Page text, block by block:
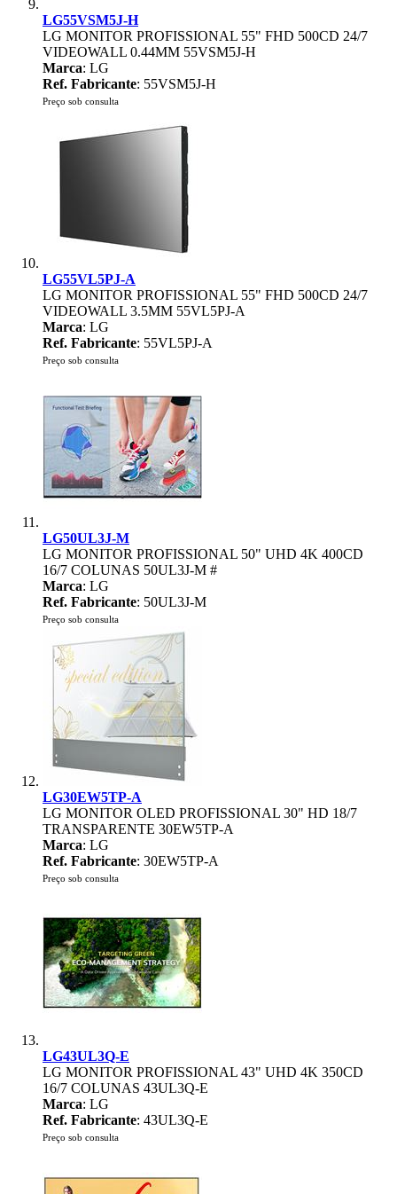
LG55VSM5J-H
LG MONITOR PROFISSIONAL 55" FHD 500CD 24/7
VIDEOWALL 0.44MM 55VSM5J-H
Marca: LG
Ref. Fabricante: 55VSM5J-H
Preço sob consulta
LG55VL5PJ-A
LG MONITOR PROFISSIONAL 55" FHD 500CD 24/7
VIDEOWALL 3.5MM 55VL5PJ-A
Marca: LG
Ref. Fabricante: 55VL5PJ-A
Preço sob consulta
LG50UL3J-M
LG MONITOR PROFISSIONAL 50" UHD 4K 400CD
16/7 COLUNAS 50UL3J-M #
Marca: LG
Ref. Fabricante: 50UL3J-M
Preço sob consulta
LG30EW5TP-A
LG MONITOR OLED PROFISSIONAL 30" HD 18/7
TRANSPARENTE 30EW5TP-A
Marca: LG
Ref. Fabricante: 30EW5TP-A
Preço sob consulta
LG43UL3Q-E
LG MONITOR PROFISSIONAL 43" UHD 4K 350CD
16/7 COLUNAS 43UL3Q-E
Marca: LG
Ref. Fabricante: 43UL3Q-E
Preço sob consulta